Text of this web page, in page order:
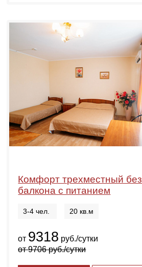
Комфорт трехместный без
балкона с питанием
3-4 чел. 20 кв.м
от 9318 руб./сутки
от9706руб./сутки